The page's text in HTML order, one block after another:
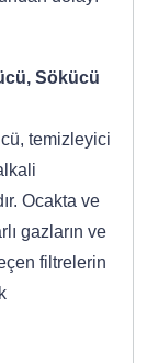
Sökücü
temizleyici
Ocakta ve
gazların ve
filtrelerin